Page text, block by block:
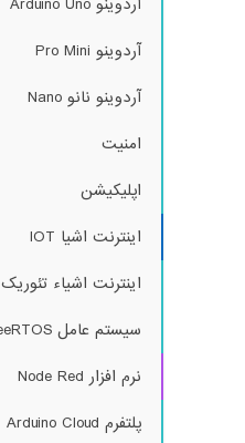
آردوینو Arduino Uno
آردوینو Pro Mini
آردوینو نانو Nano
امنیت
اپلیکیشن
اینترنت اشیا IOT
اینترنت اشیاء تئوریک
سیستم عامل FreeRTOS
نرم افزار Node Red
پلتفرم Arduino Cloud